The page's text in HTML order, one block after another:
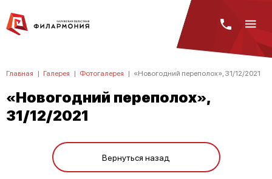
Главная | Галерея | Фотогалерея | «Новогодний переполох», 31/12/2021
«Новогодний переполох»,
31/12/2021
Вернуться назад